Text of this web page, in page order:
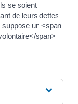
se soient
de leurs dettes
suppose un <span
span>